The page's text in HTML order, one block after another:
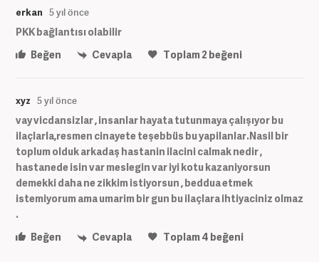
erkan 5 yıl önce
PKK bağlantısı olabilir
Beğen
Cevapla Toplam2beğeni
xyz 5 yıl önce
vay vicdansizlar , insanlar hayata tutunmaya çalışıyor bu
ilaçlarla,resmen cinayete teşebbüs bu yapilanlar.Nasil bir
toplum olduk arkadaş hastanin ilacini calmak nedir ,
hastanede isin var meslegin var iyi kotu kazaniyorsun
demekki daha ne zikkim istiyorsun , beddua etmek
istemiyorum ama umarim bir gun bu ilaçlara ihtiyaciniz olmaz
.
Beğen
Cevapla Toplam4 beğeni